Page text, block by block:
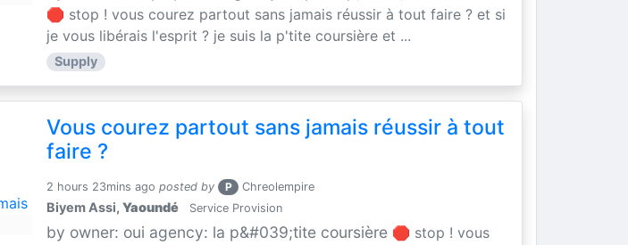
🛑 stop ! vous courez partout sans jamais réussir à tout faire ? et si
je vous libérais l'esprit ? je suis la p'tite coursière et ...
Supply
Vous courez partout sans jamais réussir à tout
faire ?
2 hours 23mins ago posted by P Chreolempire
Biyem Assi,Yaoundé Service Provision
by owner: oui agency: la p&#039;tite coursière 🛑 stop ! vous